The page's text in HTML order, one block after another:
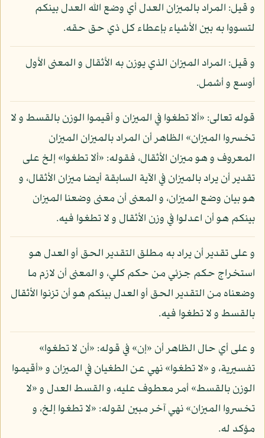
و قيل: المراد بالميزان العدل أي وضع الله العدل بينكم
لتسووا به بين الأشياء بإعطاء كل ذي حق حقه.
و قيل: المراد الميزان الذي يوزن به الأثقال و المعنى الأول
أوسع و أشمل.
قوله تعالى: «ألا تطغوا في الميزان و أقيموا الوزن بالقسط و لا
تخسروا الميزان» الظاهر أن المراد بالميزان الميزان
المعروف و هو ميزان الأثقال، فقوله: «ألا تطغوا» إلخ على
تقدير أن يراد بالميزان في الآية السابقة أيضا ميزان الأثقال، و
هو بيان وضع الميزان، و المعنى أن معنى وضعنا الميزان
بينكم هو أن اعدلوا في وزن الأثقال و لا تطغوا فيه.
و على تقدير أن يراد به مطلق التقدير الحق أو العدل هو
استخراج حكم جزئي من حكم كلي، و المعنى أن لازم ما
وضعناه من التقدير الحق أو العدل بينكم هو أن تزنوا الأثقال
بالقسط و لا تطغوا فيه.
و على أي حال الظاهر أن «إن» في قوله: «أن لا تطغوا»
تفسيرية، و «لا تطغوا» نهي عن الطغيان في الميزان و «أقيموا
الوزن بالقسط» أمر معطوف عليه، و القسط العدل و «لا
تخسروا الميزان» نهي آخر مبين لقوله: «لا تطغوا إلخ، و
مؤكد له.